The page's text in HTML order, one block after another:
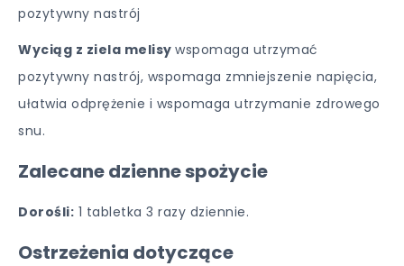
pozytywny nastrój
Wyciąg z ziela melisy wspomaga utrzymać
pozytywny nastrój, wspomaga zmniejszenie napięcia,
ułatwia odprężenie i wspomaga utrzymanie zdrowego
snu.
Zalecane dzienne spożycie
Dorośli: 1 tabletka 3 razy dziennie.
Ostrzeżenia dotyczące